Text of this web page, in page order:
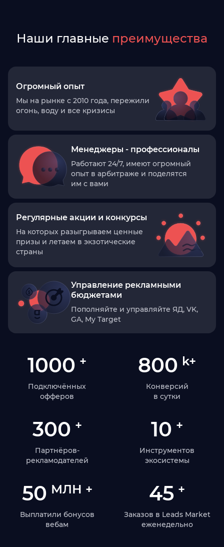
Наши главные преимущества
Огромный опыт
Мы на рынке с 2010 года, пережили
огонь, воду и все кризисы
Менеджеры - профессионалы
Работают 24/7, имеют огромный
опыт в арбитраже и поделятся
им с вами
Регулярные акции и конкурсы
На которых разыгрываем ценные
призы и летаем в экзотические
страны
Управление рекламными
бюджетами
Пополняйте и управляйте ЯД, VK,
GA, My Target
1000 +
Подключённых
офферов
800 k+
Конверсий
в сутки
300 +
Партнёров-
рекламодателей
10 +
Инструментов
экосистемы
50 МЛН +
Выплатили бонусов
вебам
45 +
Заказов в Leads Market
еженедельно